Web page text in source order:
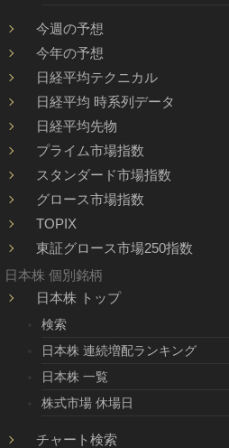
今週の予想
今年の予想
日経平均テクニカル
日経平均 時系列データ
日経平均先物
プライム市場指数
スタンダード市場指数
グロース市場指数
TOPIX
東証グロース市場250指数
日本株 個別銘柄
日本株 トップ
検索
日本株 連続増配ランキング
日本株 一覧
株式市場 休場日
チャート検索